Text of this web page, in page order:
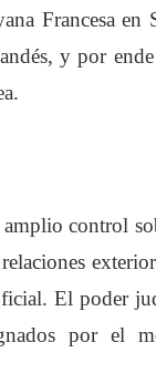
Francesa en
y por
control
El poder
por el